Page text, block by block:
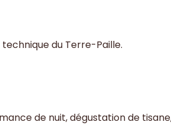
technique du Terre-Paille.
de nuit, dégustation de